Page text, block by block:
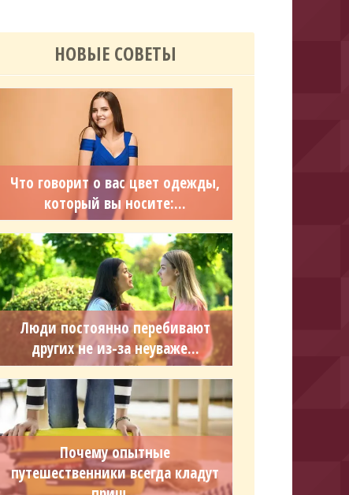
НОВЫЕ СОВЕТЫ
Что говорит о вас цвет одежды,
который вы носите:...
Люди постоянно перебивают
других не из-за неуваже...
Почему опытные
путешественники всегда кладут